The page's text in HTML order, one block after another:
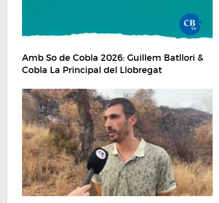
Amb So de Cobla 2026: Guillem Batllori &
Cobla La Principal del Llobregat